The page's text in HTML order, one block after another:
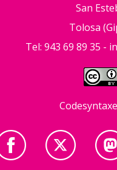
San
Tolosa
Tel: 943 69 89 35 -